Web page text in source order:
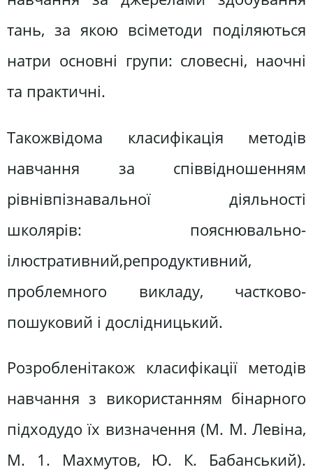
тань, за якою всіметоди поділяються
натри основні групи: словесні, наочні
та практичні.
Такожвідома класифікація методів
навчання за співвідношенням
рівнівпізнавальної діяльності
школярів: пояснювально-
ілюстративний,репродуктивний,
проблемного викладу, частково-
пошуковий і дослідницький.
Розробленітакож класифікації методів
навчання з використанням бінарного
підходудо їх визначення (М. М. Левіна,
М. 1. Махмутов, Ю. К. Бабанський).